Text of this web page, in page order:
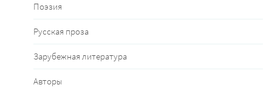
Поэзия
Русская проза
Зарубежная литература
Авторы